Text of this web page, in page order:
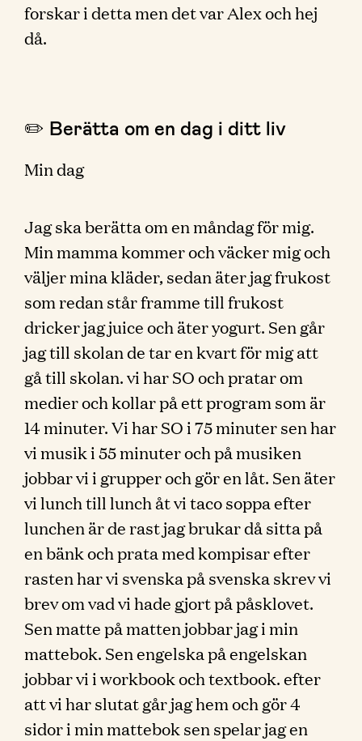
forskar i detta men det var Alex och hej
då.
✏️ Berätta om en dag i ditt liv
Min dag
Jag ska berätta om en måndag för mig.
Min mamma kommer och väcker mig och
väljer mina kläder, sedan äter jag frukost
som redan står framme till frukost
dricker jag juice och äter yogurt. Sen går
jag till skolan de tar en kvart för mig att
gå till skolan. vi har SO och pratar om
medier och kollar på ett program som är
14 minuter. Vi har SO i 75 minuter sen har
vi musik i 55 minuter och på musiken
jobbar vi i grupper och gör en låt. Sen äter
vi lunch till lunch åt vi taco soppa efter
lunchen är de rast jag brukar då sitta på
en bänk och prata med kompisar efter
rasten har vi svenska på svenska skrev vi
brev om vad vi hade gjort på påsklovet.
Sen matte på matten jobbar jag i min
mattebok. Sen engelska på engelskan
jobbar vi i workbook och textbook. efter
att vi har slutat går jag hem och gör 4
sidor i min mattebok sen spelar jag en